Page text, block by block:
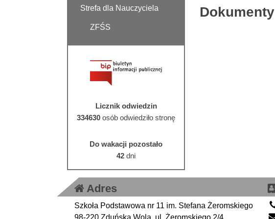
Dokumenty
Strefa dla Nauczyciela
ZFŚS
Licznik odwiedzin
334630 osób odwiedziło stronę
Do wakacji pozostało
42 dni
Adres
Szkoła Podstawowa nr 11 im. Stefana Żeromskiego
98-220 Zduńska Wola, ul. Żeromskiego 2/4